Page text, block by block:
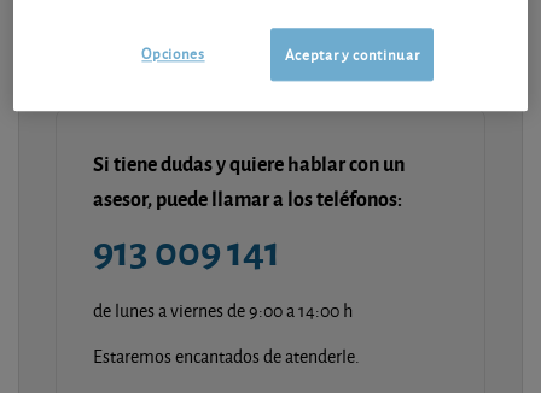
Si tiene dudas y quiere hablar con un
asesor, puede llamar a los teléfonos:
913 009 141
de lunes a viernes de 9:00 a 14:00 h
Estaremos encantados de atenderle.
Aceptar y continuar
Opciones